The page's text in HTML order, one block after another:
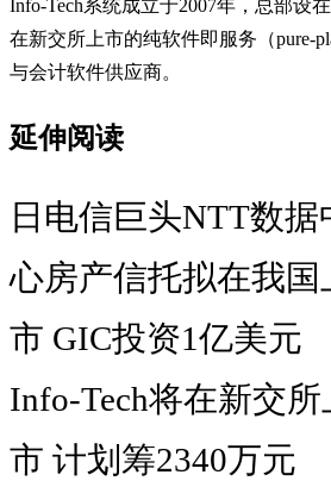
Info-Tech系统成立于2007年，总部设
在新交所上市的纯软件即服务（pure-
与会计软件供应商。
延伸阅读
日电信巨头NTT数据
心房产信托拟在我国
市 GIC投资1亿美元
Info-Tech将在新交所
市 计划筹2340万元